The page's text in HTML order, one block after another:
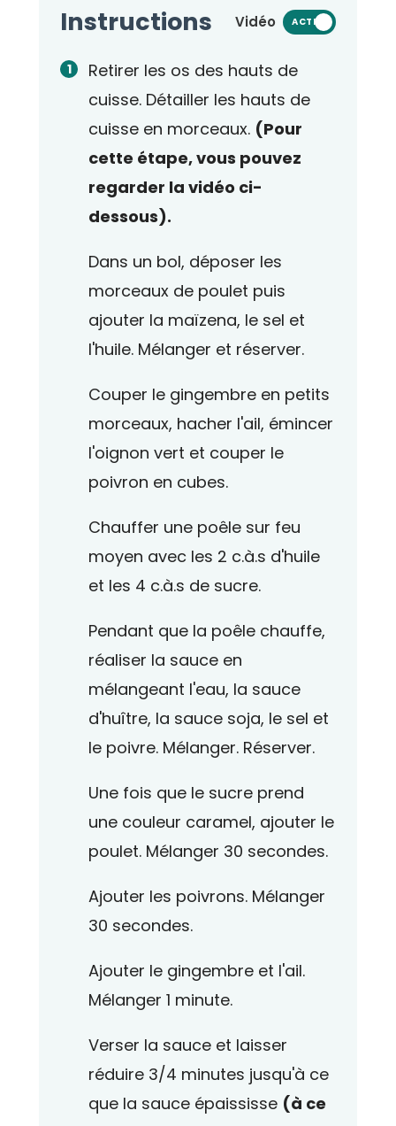
Instructions Vidéo ACTIVÉ
Retirer les os des hauts de
cuisse. Détailler les hauts de
cuisse en morceaux. (Pour
cette étape, vous pouvez
regarder la vidéo ci-
dessous).
Dans un bol, déposer les
morceaux de poulet puis
ajouter la maïzena, le sel et
l'huile. Mélanger et réserver.
Couper le gingembre en petits
morceaux, hacher l'ail, émincer
l'oignon vert et couper le
poivron en cubes.
Chauffer une poêle sur feu
moyen avec les 2 c.à.s d'huile
et les 4 c.à.s de sucre.
Pendant que la poêle chauffe,
réaliser la sauce en
mélangeant l'eau, la sauce
d'huître, la sauce soja, le sel et
le poivre. Mélanger. Réserver.
Une fois que le sucre prend
une couleur caramel, ajouter le
poulet. Mélanger 30 secondes.
Ajouter les poivrons. Mélanger
30 secondes.
Ajouter le gingembre et l'ail.
Mélanger 1 minute.
Verser la sauce et laisser
réduire 3/4 minutes jusqu'à ce
que la sauce épaississe (à ce